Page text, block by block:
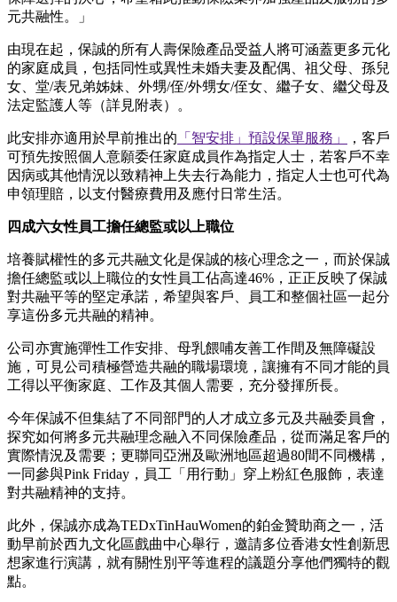
元共融性。」
由現在起，保誠的所有人壽保險產品受益人將可涵蓋更多元化
的家庭成員，包括同性或異性未婚夫妻及配偶、祖父母、孫兒
女、堂/表兄弟姊妹、外甥/侄/外甥女/侄女、繼子女、繼父母及
法定監護人等（詳見附表）。
此安排亦適用於早前推出的 「智安排」預設保單服務」
，客戶
可預先按照個人意願委任家庭成員作為指定人士，若客戶不幸
因病或其他情況以致精神上失去行為能力，指定人士也可代為
申領理賠，以支付醫療費用及應付日常生活。
四成六女性員工擔任總監或以上職位
培養賦權性的多元共融文化是保誠的核心理念之一，而於保誠
擔任總監或以上職位的女性員工佔高達46%，正正反映了保誠
對共融平等的堅定承諾，希望與客戶、員工和整個社區一起分
享這份多元共融的精神。
公司亦實施彈性工作安排、母乳餵哺友善工作間及無障礙設
施，可見公司積極營造共融的職場環境，讓擁有不同才能的員
工得以平衡家庭、工作及其個人需要，充分發揮所長。
今年保誠不但集結了不同部門的人才成立多元及共融委員會，
探究如何將多元共融理念融入不同保險產品，從而滿足客戶的
實際情況及需要；更聯同亞洲及歐洲地區超過80間不同機構，
一同參與Pink Friday，員工「用行動」穿上粉紅色服飾，表達
對共融精神的支持。
此外，保誠亦成為TEDxTinHauWomen的鉑金贊助商之一，活
動早前於西九文化區戲曲中心舉行，邀請多位香港女性創新思
想家進行演講，就有關性別平等進程的議題分享他們獨特的觀
點。